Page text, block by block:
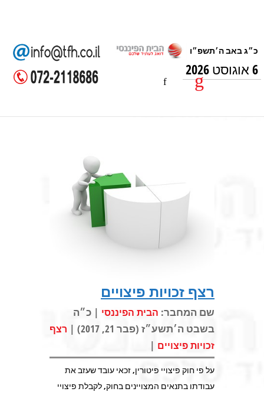
6 אוגוסט 2026
רצף זכויות פיצויים
שם המחבר: הבית הפיננסי | כ״ה
בשבט ה׳תשע״ז (פבר 21, 2017) |
רצף
זכויות פיצויים |
על פי חוק פיצויי פיטורין, זכאי עובד שעזב את
עבודתו בתנאים המצויינים בחוק, לקבלת פיצויי